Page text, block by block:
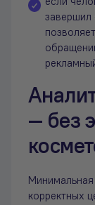
если
завершил
— без
Минимальная
корректных